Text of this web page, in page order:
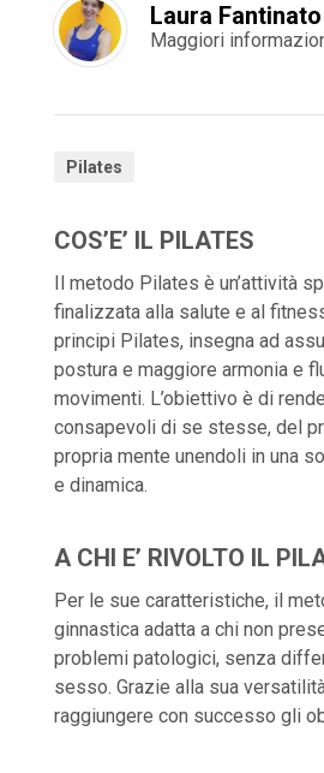
Laura Fantinato
Maggiori
Pilates
COS’E’ IL PILATES
Il metodo Pilates è un’attività
finalizzata alla salute e al
principi Pilates, insegna ad
postura e maggiore armonia e
movimenti. L’obiettivo è di
consapevoli di se stesse, del
propria mente unendoli in una
e dinamica.
A CHI E’ RIVOLTO IL
Per le sue caratteristiche, il
ginnastica adatta a chi non
problemi patologici, senza
sesso. Grazie alla sua
raggiungere con successo gli